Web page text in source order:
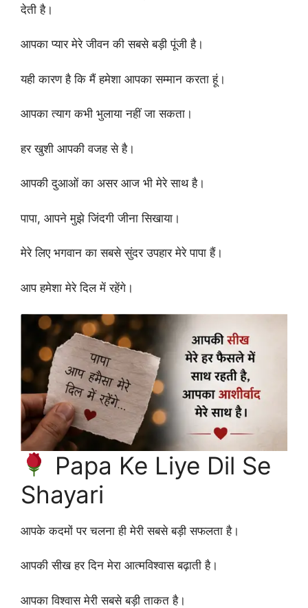
देती है।
आपका प्यार मेरे जीवन की सबसे बड़ी पूंजी है।
यही कारण है कि मैं हमेशा आपका सम्मान करता हूं।
आपका त्याग कभी भुलाया नहीं जा सकता।
हर खुशी आपकी वजह से है।
आपकी दुआओं का असर आज भी मेरे साथ है।
पापा, आपने मुझे जिंदगी जीना सिखाया।
मेरे लिए भगवान का सबसे सुंदर उपहार मेरे पापा हैं।
आप हमेशा मेरे दिल में रहेंगे।
Papa Ke Liye Dil Se
Shayari
आपके कदमों पर चलना ही मेरी सबसे बड़ी सफलता है।
आपकी सीख हर दिन मेरा आत्मविश्वास बढ़ाती है।
आपका विश्वास मेरी सबसे बड़ी ताकत है।